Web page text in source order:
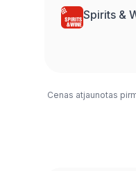
Spirits &
Cenas atjaunotas